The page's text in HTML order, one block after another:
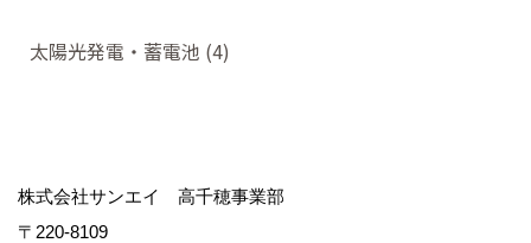
太陽光発電・蓄電池 (4)
株式会社サンエイ 高千穂事業部
〒220-8109